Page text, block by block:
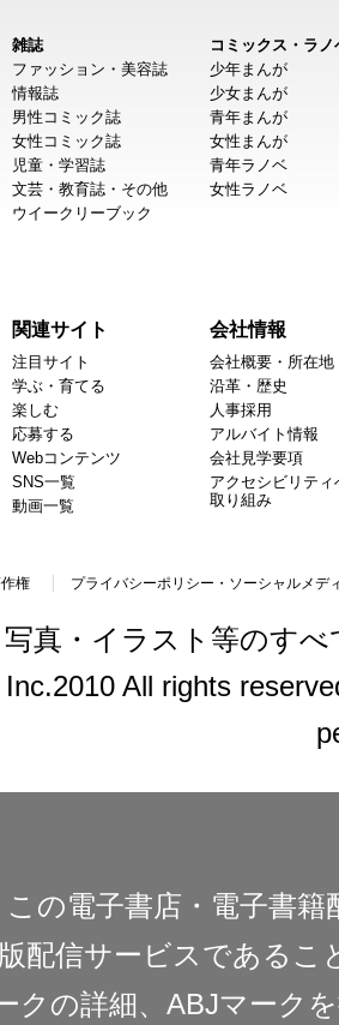
雑誌
ファッション・美容誌
情報誌
男性コミック誌
女性コミック誌
児童・学習誌
文芸・教育誌・その他
ウイークリーブック
コミックス・ラノ
少年まんが
少女まんが
青年まんが
女性まんが
青年ラノベ
女性ラノベ
関連サイト
注目サイト
学ぶ・育てる
楽しむ
応募する
Webコンテンツ
SNS一覧
動画一覧
会社情報
会社概要・所在地
沿革・歴史
人事採用
アルバイト情報
会社見学要項
アクセシビリティ
取り組み
権 プライバシーポリシー・ソーシャルメデ
真・イラスト等のす
All rights
の電子書店・電子書
配信サービスであるこ
クの詳細、ABJマーク